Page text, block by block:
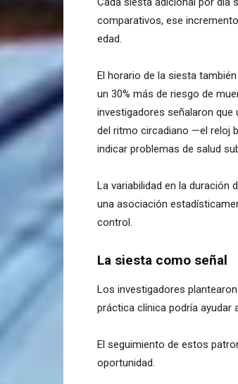
comparativos, ese
edad.
El horario de la siesta
un 30% más de riesgo de
investigadores señalaron
del ritmo circadiano —el reloj
indicar problemas de salud
La variabilidad en la
una asociación
control.
La siesta como señal
Los investigadores
práctica clínica podría
El seguimiento de estos
oportunidad.